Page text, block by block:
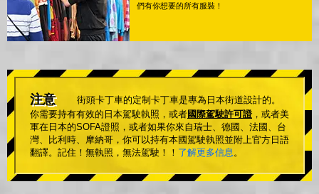
們有你想要的所有服裝！
注意
街頭卡丁車的定制卡丁車是專為日本街道設計的。
你需要持有有效的日本駕駛執照，或者國際駕駛許可證 ，或者美
軍在日本的SOFA證照，或者如果你來自瑞士、德國、法國、台
灣、比利時、摩納哥，你可以持有本國駕駛執照並附上官方日語
翻譯。記住！無執照，無法駕駛！！ 了解更多信息。